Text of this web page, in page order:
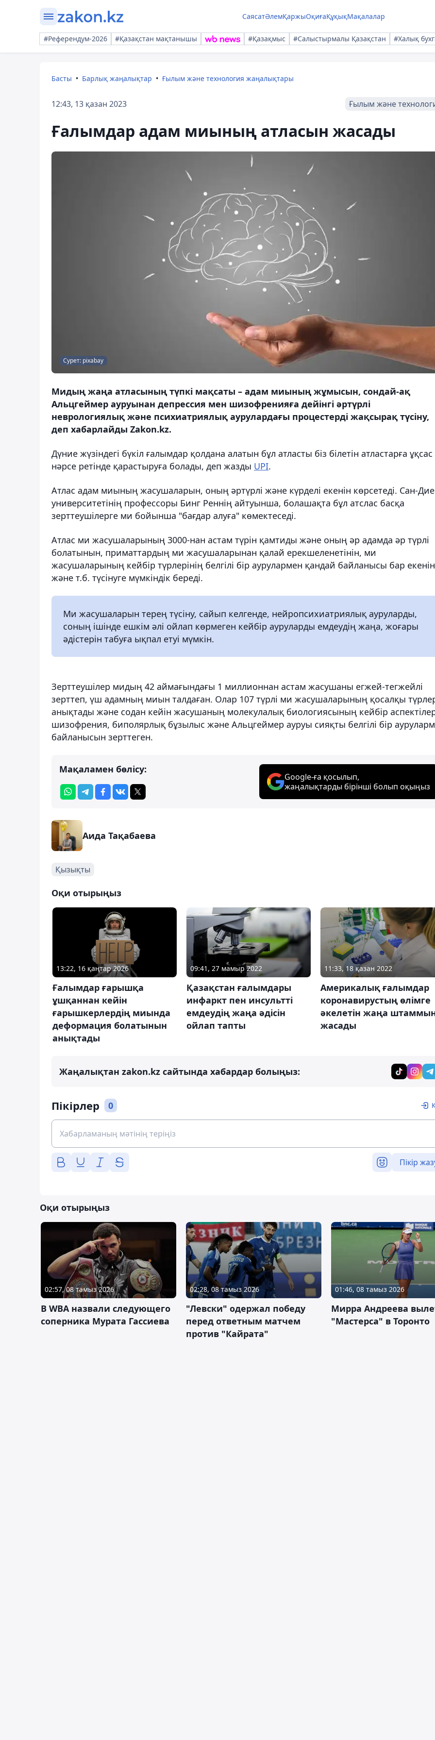
СаясатӘлемҚаржыОқиғаҚұқықМақалалар
#Референдум-2026 #Қазақстан мақтанышы #Қазақмыс #Салыстырмалы Қазақстан #Халық
Басты Барлық жаңалықтар Ғылым және технология жаңалықтары
12:43, 13 қазан 2023 Ғылым және
Ғалымдар адам миының атласын жасады
Сурет: pixabay
Мидың жаңа атласының түпкі мақсаты – адам миының жұмысын, сондай-ақ
Альцгеймер ауруынан депрессия мен шизофренияға дейінгі әртүрлі
неврологиялық және психиатриялық аурулардағы процестерді жақсырақ түсіну,
деп хабарлайды Zakon.kz.
Дүние жүзіндегі бүкіл ғалымдар қолдана алатын бұл атласты біз білетін атластарға ұқсас
нәрсе ретінде қарастыруға болады, деп жазды UPI.
Атлас адам миының жасушаларын, оның әртүрлі және күрделі екенін көрсетеді. Сан-
университетінің профессоры Бинг Реннің айтуынша, болашақта бұл атслас басқа
зерттеушілерге ми бойынша "бағдар алуға" көмектеседі.
Атлас ми жасушаларының 3000-нан астам түрін қамтиды және оның әр адамда әр түрлі
болатынын, приматтардың ми жасушаларынан қалай ерекшеленетінін, ми
жасушаларының кейбір түрлерінің белгілі бір аурулармен қандай байланысы бар екенін
және т.б. түсінуге мүмкіндік береді.
Ми жасушаларын терең түсіну, сайып келгенде, нейропсихиатриялық ауруларды,
соның ішінде ешкім әлі ойлап көрмеген кейбір ауруларды емдеудің жаңа, жоғары
әдістерін табуға ықпал етуі мүмкін.
Зерттеушілер мидың 42 аймағындағы 1 миллионнан астам жасушаны егжей-тегжейлі
зерттеп, үш адамның миын талдаған. Олар 107 түрлі ми жасушаларының қосалқы
анықтады және содан кейін жасушаның молекулалық биологиясының кейбір
шизофрения, биполярлық бұзылыс және Альцгеймер ауруы сияқты белгілі бір
байланысын зерттеген.
Мақаламен бөлісу:
Google-ға қосылып,
жаңалықтарды бірінші болып оқыңыз
Аида Тақабаева
Қызықты
Оқи отырыңыз
13:22, 16 қаңтар 2026
Ғалымдар ғарышқа
ұшқаннан кейін
ғарышкерлердің миында
деформация болатынын
анықтады
09:41, 27 мамыр 2022
Қазақстан ғалымдары
инфаркт пен инсультті
емдеудің жаңа әдісін
ойлап тапты
11:33, 18 қазан 2022
Америкалық ғалымдар
коронавирустың өлімге
әкелетін жаңа
жасады
Жаңалықтан zakon.kz сайтында хабардар болыңыз:
Пікірлер 0
Пікір
Оқи отырыңыз
02:57, 08 тамыз 2026
В WBA назвали следующего
соперника Мурата Гассиева
02:28, 08 тамыз 2026
"Левски" одержал победу
перед ответным матчем
против "Кайрата"
01:46, 08 тамыз 2026
Мирра Андреева
"Мастерса" в Торонто